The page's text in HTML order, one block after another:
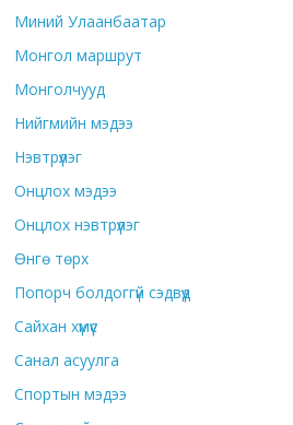
Миний Улаанбаатар
Монгол маршрут
Монголчууд
Нийгмийн мэдээ
Нэвтрүүлэг
Онцлох мэдээ
Онцлох нэвтрүүлэг
Өнгө төрх
Попорч болдоггүй сэдвүүд
Сайхан хүмүүс
Санал асуулга
Спортын мэдээ